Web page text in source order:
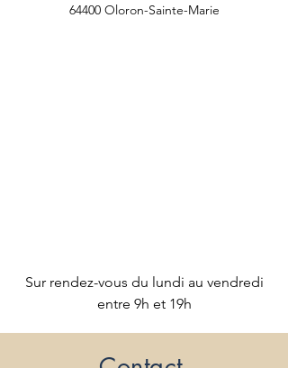
64400 Oloron-Sainte-Marie
Sur rendez-vous du lundi au vendredi
entre 9h et 19h